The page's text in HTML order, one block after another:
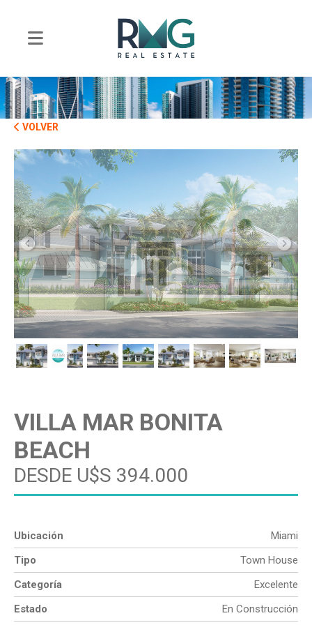
VOLVER
VILLA MAR BONITA
BEACH
DESDE U$S 394.000
Ubicación
Miami
Tipo
Town House
Categoría
Excelente
Estado
En Construcción